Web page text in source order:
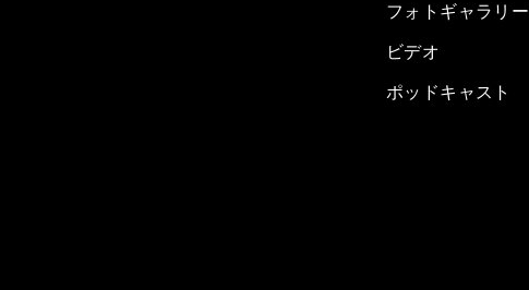
フォトギャラリー
ビデオ
ポッドキャスト